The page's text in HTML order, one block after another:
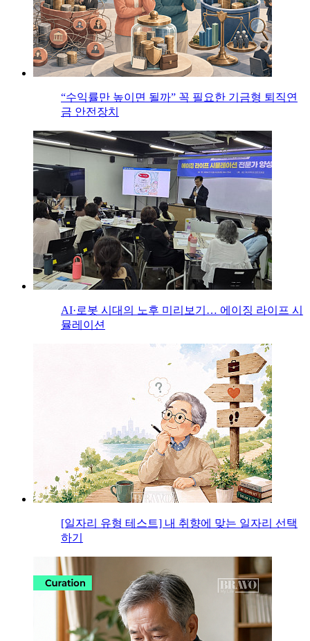
“수익률만 높이면 될까” 꼭 필요한 기금형 퇴직연
금 안전장치
AI·로봇 시대의 노후 미리보기… 에이징 라이프 시
뮬레이션
[일자리 유형 테스트] 내 취향에 맞는 일자리 선택
하기